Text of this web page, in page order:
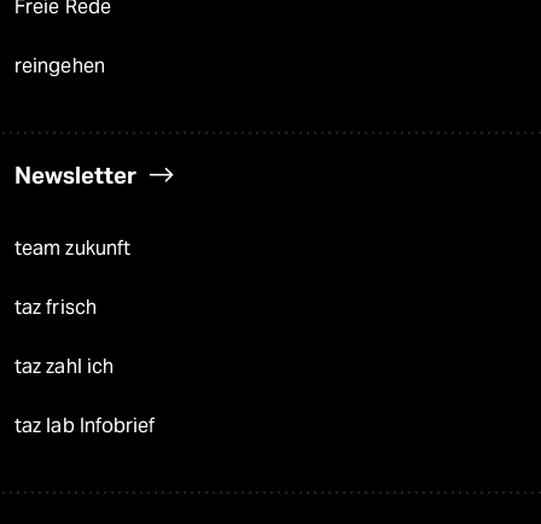
Freie Rede
reingehen
Newsletter
team zukunft
taz frisch
taz zahl ich
taz lab Infobrief